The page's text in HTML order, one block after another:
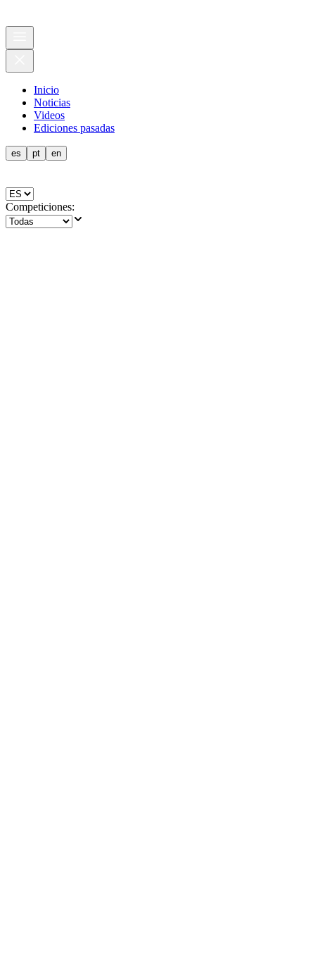
Inicio
Noticias
Videos
Ediciones pasadas
es pt en
Competiciones: